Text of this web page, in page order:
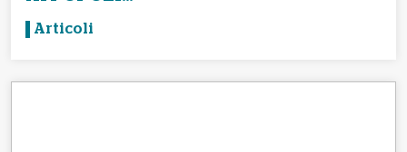
Articoli